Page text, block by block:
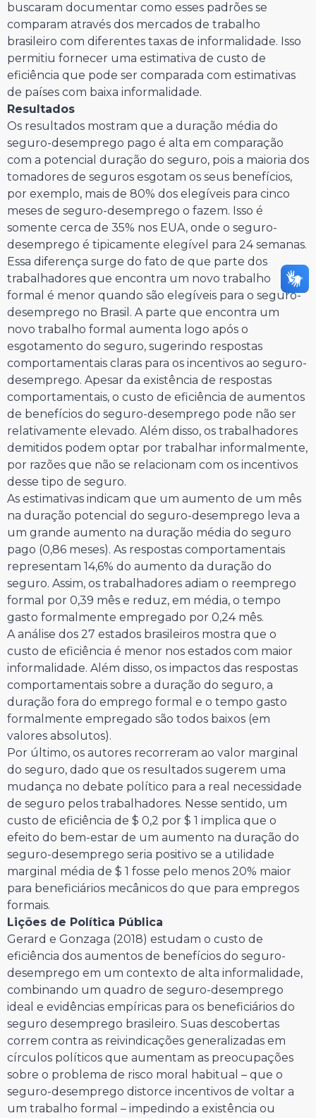
buscaram documentar como esses padrões se
comparam através dos mercados de trabalho
brasileiro com diferentes taxas de informalidade. Isso
permitiu fornecer uma estimativa de custo de
eficiência que pode ser comparada com estimativas
de países com baixa informalidade.
Resultados
Os resultados mostram que a duração média do
seguro-desemprego pago é alta em comparação
com a potencial duração do seguro, pois a maioria dos
tomadores de seguros esgotam os seus benefícios,
por exemplo, mais de 80% dos elegíveis para cinco
meses de seguro-desemprego o fazem. Isso é
somente cerca de 35% nos EUA, onde o seguro-
desemprego é tipicamente elegível para 24 semanas.
Essa diferença surge do fato de que parte dos
trabalhadores que encontra um novo trabalho
formal é menor quando são elegíveis para o seguro-
desemprego no Brasil. A parte que encontra um
novo trabalho formal aumenta logo após o
esgotamento do seguro, sugerindo respostas
comportamentais claras para os incentivos ao seguro-
desemprego. Apesar da existência de respostas
comportamentais, o custo de eficiência de aumentos
de benefícios do seguro-desemprego pode não ser
relativamente elevado. Além disso, os trabalhadores
demitidos podem optar por trabalhar informalmente,
por razões que não se relacionam com os incentivos
desse tipo de seguro.
As estimativas indicam que um aumento de um mês
na duração potencial do seguro-desemprego leva a
um grande aumento na duração média do seguro
pago (0,86 meses). As respostas comportamentais
representam 14,6% do aumento da duração do
seguro. Assim, os trabalhadores adiam o reemprego
formal por 0,39 mês e reduz, em média, o tempo
gasto formalmente empregado por 0,24 mês.
A análise dos 27 estados brasileiros mostra que o
custo de eficiência é menor nos estados com maior
informalidade. Além disso, os impactos das respostas
comportamentais sobre a duração do seguro, a
duração fora do emprego formal e o tempo gasto
formalmente empregado são todos baixos (em
valores absolutos).
Por último, os autores recorreram ao valor marginal
do seguro, dado que os resultados sugerem uma
mudança no debate político para a real necessidade
de seguro pelos trabalhadores. Nesse sentido, um
custo de eficiência de $ 0,2 por $ 1 implica que o
efeito do bem-estar de um aumento na duração do
seguro-desemprego seria positivo se a utilidade
marginal média de $ 1 fosse pelo menos 20% maior
para beneficiários mecânicos do que para empregos
formais.
Lições de Política Pública
Gerard e Gonzaga (2018) estudam o custo de
eficiência dos aumentos de benefícios do seguro-
desemprego em um contexto de alta informalidade,
combinando um quadro de seguro-desemprego
ideal e evidências empíricas para os beneficiários do
seguro desemprego brasileiro. Suas descobertas
correm contra as reivindicações generalizadas em
círculos políticos que aumentam as preocupações
sobre o problema de risco moral habitual – que o
seguro-desemprego distorce incentivos de voltar a
um trabalho formal – impedindo a existência ou